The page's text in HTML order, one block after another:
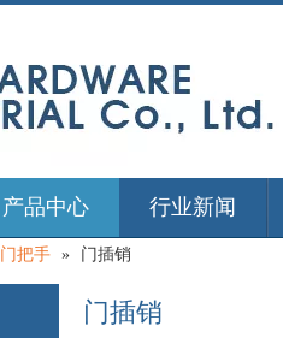
产品中心 行业新闻
门把手 » 门插销
门插销